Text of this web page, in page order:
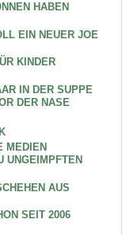
HABEN
EIN NEUER JOE
KINDER
IN DER SUPPE
DER NASE
MEDIEN
UNGEIMPFTEN
AUS
SEIT 2006